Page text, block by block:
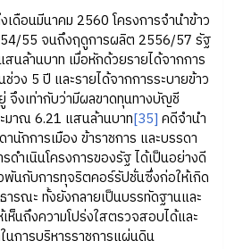
อนมีนาคม 2560 โครงการจำนำข้าว
55 จนถึงฤดูการผลิต 2556/57 รัฐ
นล้านบาท เมื่อหักด้วยรายได้จากการ
วง 5 ปี และรายได้จากการระบายข้าว
จึงเท่ากับว่ามีผลขาดทุนทางบัญชี
มาณ 6.21 แสนล้านบาท[35] คดีจำนำ
นักการเมือง ข้าราชการ และบรรดา
ำเนินโครงการของรัฐ ได้เป็นอย่างดี
พันกับการทุจริตคอร์รัปชั่นซึ่งก่อให้เกิด
ารณะ ทั้งยังกลายเป็นบรรทัดฐานและ
นถึงความโปร่งใสตรวจสอบได้และ
การบริหารราชการแผ่นดิน